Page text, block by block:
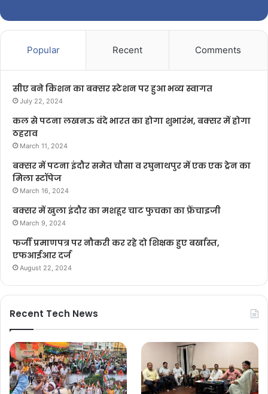
Popular Recent Comments
सीए बने किशन का बक्सर स्टेशन पर हुआ भव्य स्वागत
July 22, 2024
कल से पटना लखनऊ वंदे भारत का होगा शुभारंभ, बक्सर में होगा
ठहराव
March 11, 2024
बक्सर में पटना इंदौर समेत चौसा व रघुनाथपुर में एक एक ट्रेन का
मिला स्टॉपेज
March 16, 2024
बक्सर में खुला इंदौर का मशहूर चाट फुचका का फ्रेंचाइजी
March 9, 2024
फर्जी प्रमाणपत्र पर नौकरी कर रहे दो शिक्षक हुए बर्खास्त,
एफआईआर दर्ज
August 22, 2024
Recent Tech News